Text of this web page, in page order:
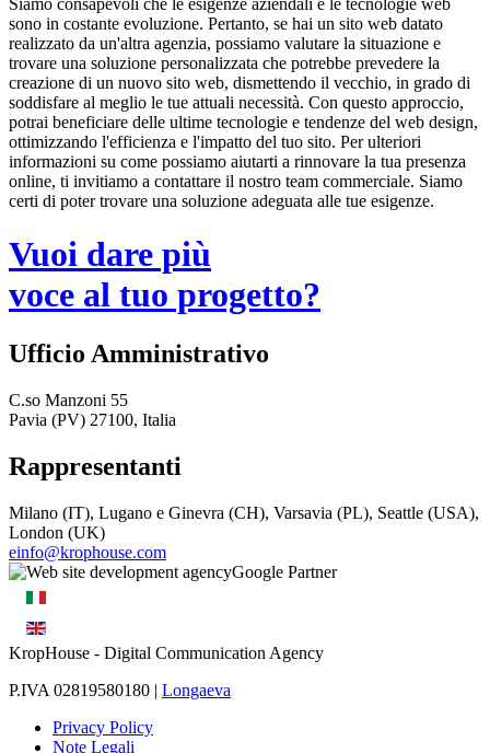
Siamo consapevoli che le esigenze aziendali e le tecnologie web
sono in costante evoluzione. Pertanto, se hai un sito web datato
realizzato da un'altra agenzia, possiamo valutare la situazione e
trovare una soluzione personalizzata che potrebbe prevedere la
creazione di un nuovo sito web, dismettendo il vecchio, in grado di
soddisfare al meglio le tue attuali necessità. Con questo approccio,
potrai beneficiare delle ultime tecnologie e tendenze del web design,
ottimizzando l'efficienza e l'impatto del tuo sito. Per ulteriori
informazioni su come possiamo aiutarti a rinnovare la tua presenza
online, ti invitiamo a contattare il nostro team commerciale. Siamo
certi di poter trovare una soluzione adeguata alle tue esigenze.
Vuoi dare più
voce al tuo progetto?
Ufficio Amministrativo
C.so Manzoni 55
Pavia (PV) 27100, Italia
Rappresentanti
Milano (IT), Lugano e Ginevra (CH), Varsavia (PL), Seattle (USA),
London (UK)
einfo@krophouse.com
KropHouse - Digital Communication Agency
P.IVA 02819580180 | Longaeva
Privacy Policy
Note Legali